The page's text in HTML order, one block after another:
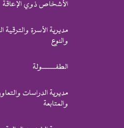
الأشخاص ذوي الإعاقة
مديرية الأسرة والترقية
والنوع
الطفـــــــــولة
مديرية الدراسات
والمتابعة